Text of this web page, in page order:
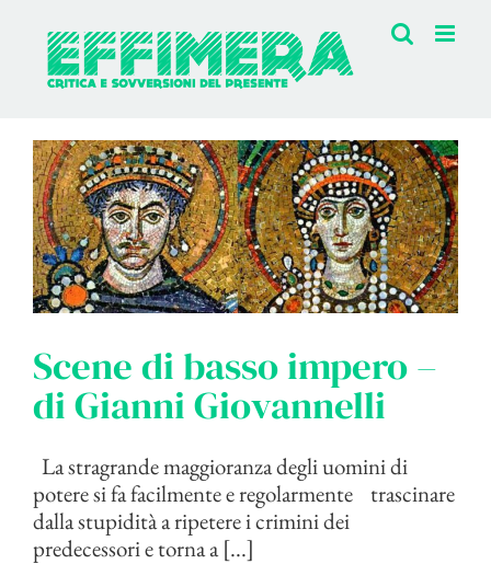
contenuto
Scene di basso impero –
di Gianni Giovannelli
La stragrande maggioranza degli uomini di
potere si fa facilmente e regolarmente trascinare
dalla stupidità a ripetere i crimini dei
predecessori e torna a [...]